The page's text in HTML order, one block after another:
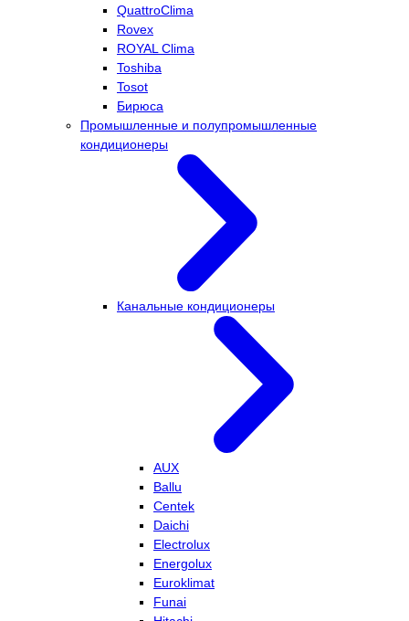
QuattroClima
Rovex
ROYAL Clima
Toshiba
Tosot
Бирюса
Промышленные и полупромышленные
кондиционеры
Канальные кондиционеры
AUX
Ballu
Centek
Daichi
Electrolux
Energolux
Euroklimat
Funai